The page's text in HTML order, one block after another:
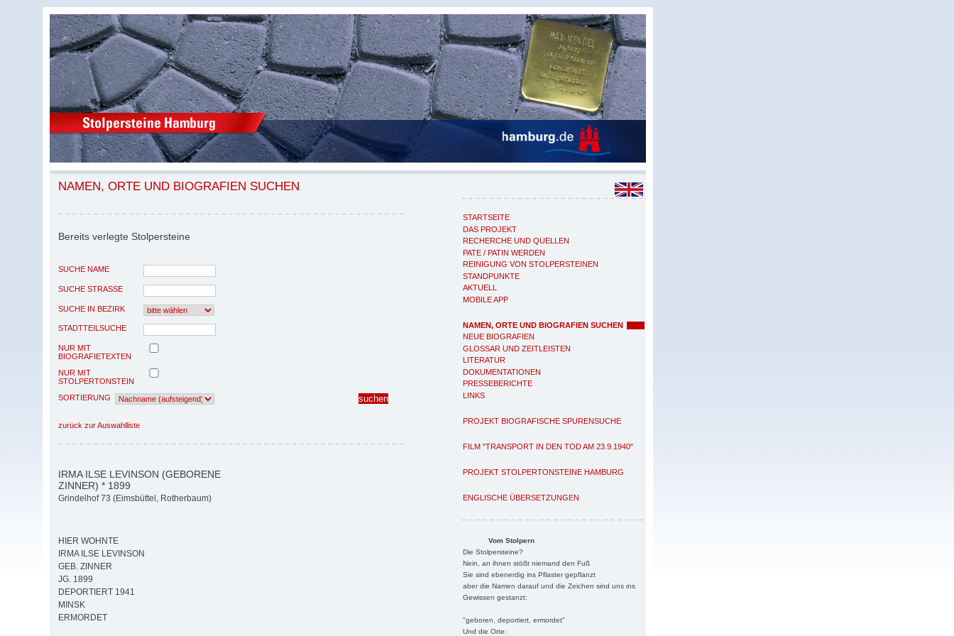
STARTSEITE
DAS PROJEKT
RECHERCHE UND QUELLEN
PATE / PATIN WERDEN
REINIGUNG VON STOLPERSTEINEN
STANDPUNKTE
AKTUELL
MOBILE APP
NAMEN, ORTE UND BIOGRAFIEN SUCHEN
NEUE BIOGRAFIEN
GLOSSAR UND ZEITLEISTEN
LITERATUR
DOKUMENTATIONEN
PRESSEBERICHTE
LINKS
PROJEKT BIOGRAFISCHE SPURENSUCHE
FILM "TRANSPORT IN DEN TOD AM 23.9.1940"
PROJEKT STOLPERTONSTEINE HAMBURG
ENGLISCHE ÜBERSETZUNGEN
Vom Stolpern
Die Stolpersteine?
Nein, an ihnen stößt niemand den Fuß
Sie sind ebenerdig ins Pflaster gepflanzt
aber die Namen darauf und die Zeichen sind uns ins
Gewissen gestanzt:
"geboren, deportiert, ermordet"
Und die Orte:
NAMEN, ORTE UND BIOGRAFIEN SUCHEN
Bereits verlegte Stolpersteine
SUCHE NAME
SUCHE STRASSE
SUCHE IN BEZIRK
STADTTEILSUCHE
NUR MIT
BIOGRAFIETEXTEN
NUR MIT
STOLPERTONSTEIN
SORTIERUNG
zurück zur Auswahlliste
IRMA ILSE LEVINSON (GEBORENE
ZINNER) * 1899
Grindelhof 73 (Eimsbüttel, Rotherbaum)
HIER WOHNTE
IRMA ILSE LEVINSON
GEB. ZINNER
JG. 1899
DEPORTIERT 1941
MINSK
ERMORDET